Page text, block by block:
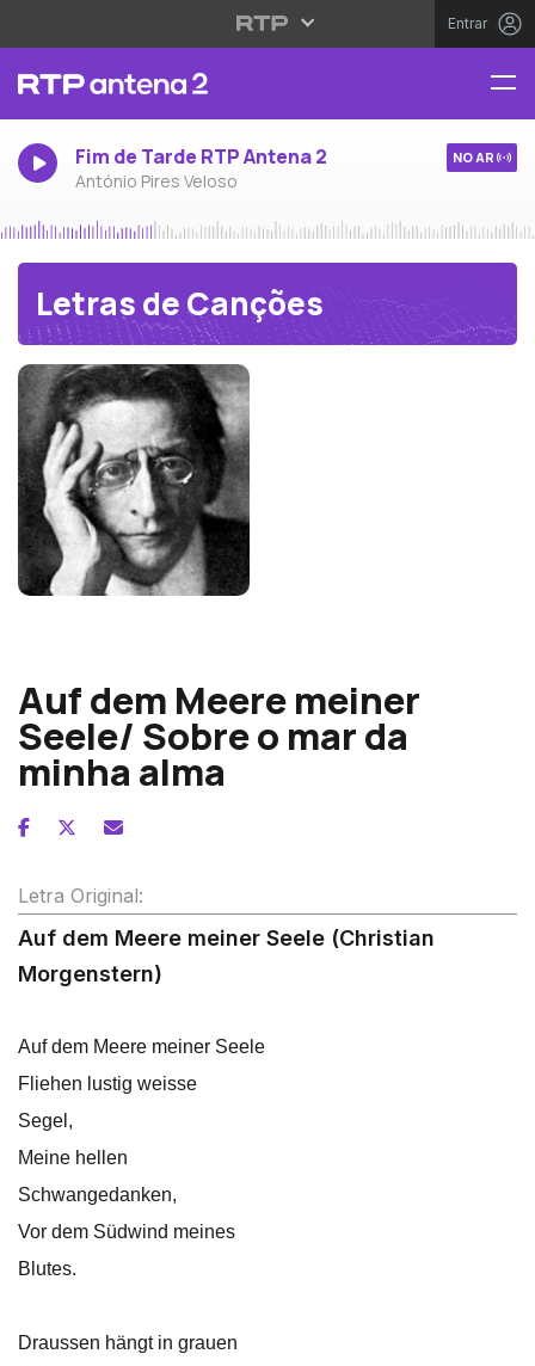
Entrar
Fim de Tarde RTP Antena 2
António Pires Veloso
NO AR
Letras de Canções
Auf dem Meere meiner
Seele/ Sobre o mar da
minha alma
Letra Original:
Auf dem Meere meiner Seele (Christian
Morgenstern)
Auf dem Meere meiner Seele
Fliehen lustig weisse
Segel,
Meine hellen
Schwangedanken,
Vor dem Südwind meines
Blutes.
Draussen hängt in grauen